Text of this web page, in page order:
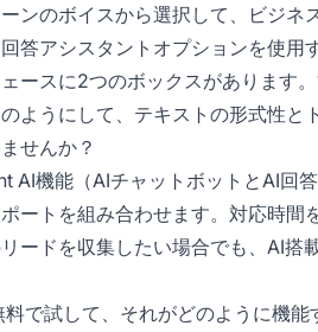
ンのボイスから選択して、ビジネ
答アシスタントオプションを使用
ースに2つのボックスがあります
ようにして、テキストの形式性と
せんか？
AI機能（AIチャットボットとAI回
ートを組み合わせます。対応時
ードを収集したい場合でも、AI搭
で試して、それがどのように機